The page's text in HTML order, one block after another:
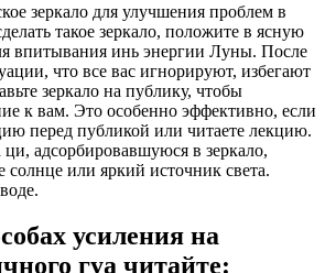
зеркало для улучшения проблем в
такое зеркало, положите в ясную
впитывания инь энергии Луны. После
что все вас игнорируют, избегают
зеркало на публику, чтобы
к вам. Это особенно эффективно, если
перед публикой или читаете лекцию.
адсорбировавшуюся в зеркало,
солнце или яркий источник света.
усиления на
гуа читайте: